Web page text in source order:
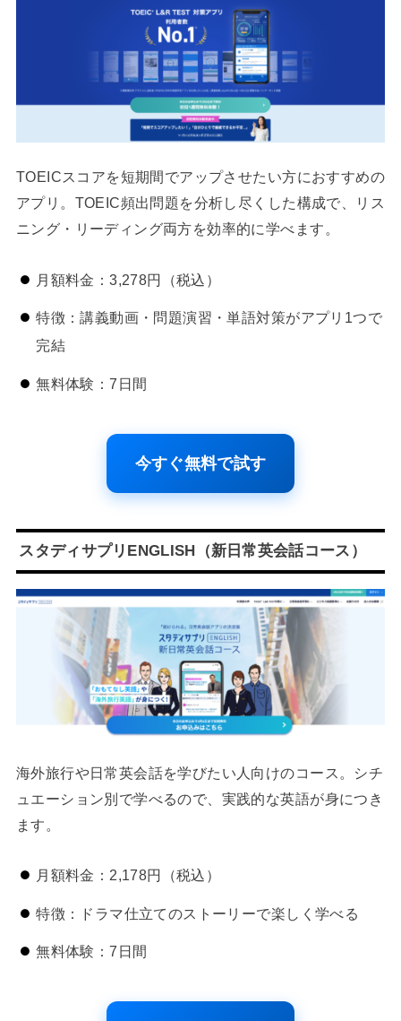
TOEICスコアを短期間でアップさせたい方におすすめの
アプリ。TOEIC頻出問題を分析し尽くした構成で、リス
ニング・リーディング両方を効率的に学べます。
月額料金：3,278円（税込）
特徴：講義動画・問題演習・単語対策がアプリ1つで
完結
無料体験：7日間
今すぐ無料で試す
スタディサプリENGLISH（新日常英会話コース）
海外旅行や日常英会話を学びたい人向けのコース。シチ
ュエーション別で学べるので、実践的な英語が身につき
ます。
月額料金：2,178円（税込）
特徴：ドラマ仕立てのストーリーで楽しく学べる
無料体験：7日間